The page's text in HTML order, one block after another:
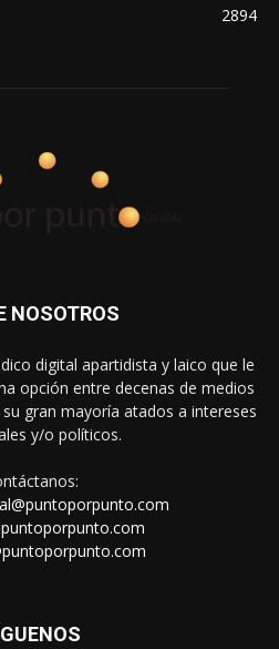
2894
NOSOTROS
digital apartidista y laico que le
opción entre decenas de medios
gran mayoría atados a intereses
y/o políticos.